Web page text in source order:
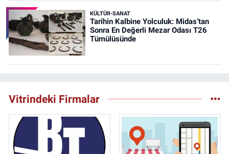
KÜLTÜR-SANAT
Tarihin Kalbine Yolculuk: Midas’tan
Sonra En Değerli Mezar Odası T26
Tümülüsünde
Vitrindeki Firmalar